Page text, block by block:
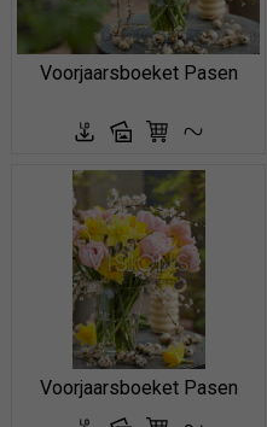
Voorjaarsboeket Pasen
Voorjaarsboeket Pasen